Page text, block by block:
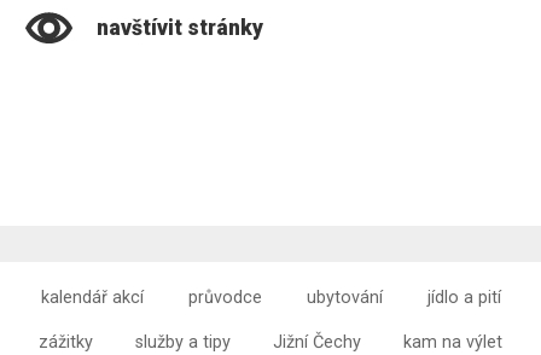
navštívit stránky
kalendář akcí průvodce ubytování jídlo a pití
zážitky služby a tipy Jižní Čechy kam na výlet